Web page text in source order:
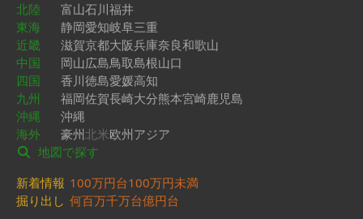
北陸
富山石川福井
東海
静岡愛知岐阜三重
近畿
滋賀京都大阪兵庫奈良和歌山
中国
岡山広島鳥取島根山口
四国
香川徳島愛媛高知
九州
福岡佐賀長崎大分熊本宮崎鹿児島
沖縄
沖縄
海外
豪州北米欧州アジア
地図で探す
新着情報 100万円台100万円未満
掘り出し 何百万千万台億円台